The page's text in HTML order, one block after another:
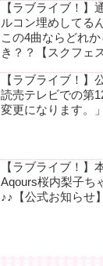
【ラブライブ！】
ルコン埋めしてる
この4曲ならどれ
き？？【スクフェス
【ラブライブ！】
読売テレビでの第
変更になります。」
【ラブライブ！】
Aqours桜内梨子ち
♪♪【公式お知らせ】